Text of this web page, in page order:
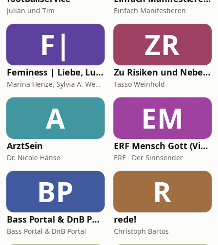
Julian und Tim Einfach Manifestieren
F|
Feminess | Liebe, Lust & Geld
Marina Henze, Sylvia A. Wenniges, Doreen Amlung, Katja Borasch
ZR
Zu Risiken und Nebenwirkungen
Tasso Weinhold
A
ArztSein
Dr. Nicole Hänse
EM
ERF Mensch Gott (Video)
ERF - Der Sinnsender
BP
Bass Portal & DnB Portal
Bass Portal & DnB Portal
R
rede!
Christoph Bartos